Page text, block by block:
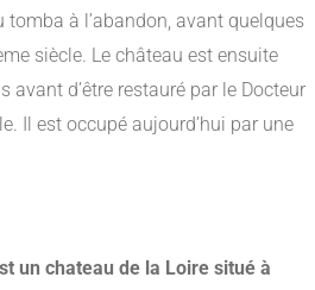
tomba à l’abandon, avant quelques
siècle. Le château est ensuite
avant d’être restauré par le Docteur
Il est occupé aujourd’hui par une
un chateau de la Loire situé à